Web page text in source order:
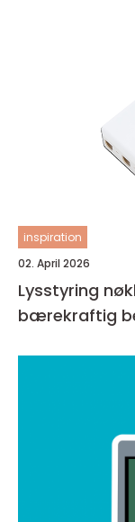
inspiration
02. April 2026
Lysstyring nøkkelen til smartere og mer
bærekraftig